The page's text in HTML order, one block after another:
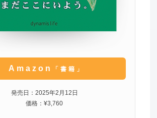
Amazon 「書籍」
発売日：2025年2月12日
価格：¥3,760